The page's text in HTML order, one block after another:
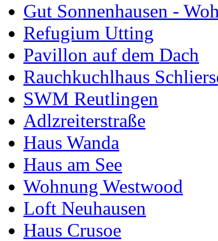
Gut Sonnenhausen -
Refugium Utting
Pavillon auf dem Dach
Rauchkuchlhaus
SWM Reutlingen
Adlzreiterstraße
Haus Wanda
Haus am See
Wohnung Westwood
Loft Neuhausen
Haus Crusoe